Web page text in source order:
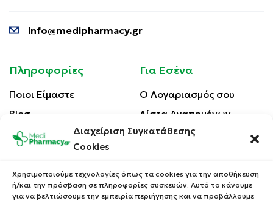
Διαχείριση Συγκατάθεσης
Cookies
Χρησιμοποιούμε τεχνολογίες όπως τα cookies για την αποθήκευση
ή/και την πρόσβαση σε πληροφορίες συσκευών. Αυτό το κάνουμε
για να βελτιώσουμε την εμπειρία περιήγησης και να προβάλλουμε
info@medipharmacy.gr
Πληροφορίες
Ποιοι Είμαστε
Blog
Επικοινωνία
Πολιτική Απορρήτου
Για Εσένα
Ο Λογαριασμός σου
Λίστα Αγαπημένων
Οι Παραγγελίες σου
Κέρδισε Κουπόνι
Έκπτωσης